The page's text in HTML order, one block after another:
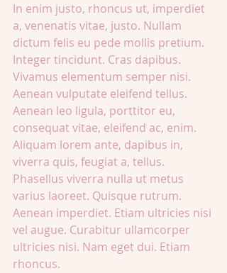
In enim justo, rhoncus ut, imperdiet
a, venenatis vitae, justo. Nullam
dictum felis eu pede mollis pretium.
Integer tincidunt. Cras dapibus.
Vivamus elementum semper nisi.
Aenean vulputate eleifend tellus.
Aenean leo ligula, porttitor eu,
consequat vitae, eleifend ac, enim.
Aliquam lorem ante, dapibus in,
viverra quis, feugiat a, tellus.
Phasellus viverra nulla ut metus
varius laoreet. Quisque rutrum.
Aenean imperdiet. Etiam ultricies nisi
vel augue. Curabitur ullamcorper
ultricies nisi. Nam eget dui. Etiam
rhoncus.